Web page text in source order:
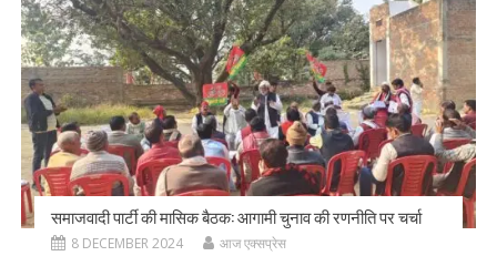
समाजवादी पार्टी की मासिक बैठक: आगामी चुनाव की रणनीति पर चर्चा
8 DECEMBER 2024 आज एक्सप्रेस